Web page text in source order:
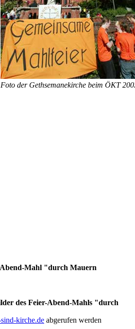
Foto der Gethsemanekirche beim ÖKT
Mahl "durch Mauern
des Feier-Abend-Mahls "durch
kirche.de abgerufen werden